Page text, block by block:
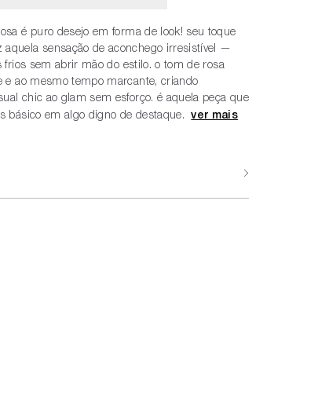
é puro desejo em forma de look! seu toque
sensação de aconchego irresistível —
frios sem abrir mão do estilo. o tom de rosa
e ao mesmo tempo marcante, criando
chic ao glam sem esforço. é aquela peça que
básico em algo digno de destaque.